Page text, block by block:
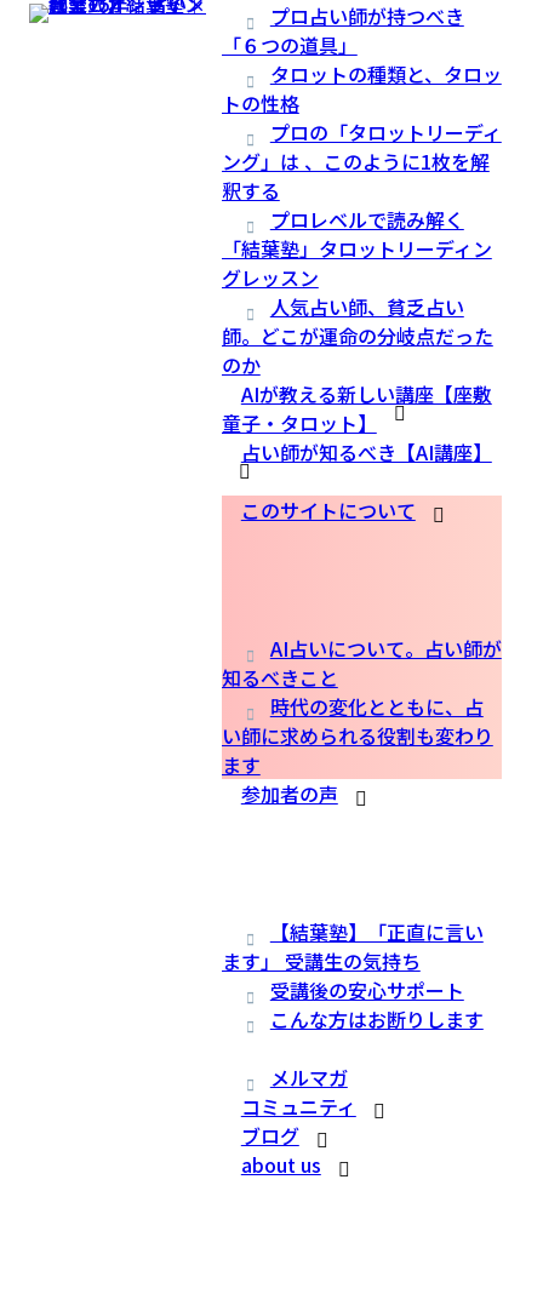
プロ占い師が持つべき
「６つの道具」
タロットの種類と、タロッ
トの性格
プロの「タロットリーディ
ング」は 、このように1枚を解
釈する
プロレベルで読み解く
「結葉塾」タロットリーディン
グレッスン
人気占い師、貧乏占い
師。どこが運命の分岐点だった
のか
AIが教える新しい講座【座敷
童子・タロット】
占い師が知るべき【AI講座】
このサイトについて
AI占いについて。占い師が
知るべきこと
時代の変化とともに、占
い師に求められる役割も変わり
ます
参加者の声
【結葉塾】「正直に言い
ます」 受講生の気持ち
受講後の安心サポート
こんな方はお断りします
メルマガ
コミュニティ
ブログ
about us